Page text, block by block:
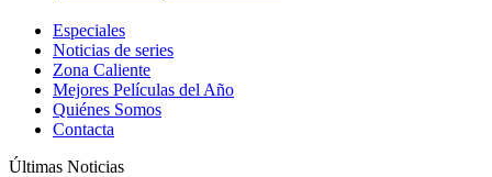
Especiales
Noticias de series
Zona Caliente
Mejores Películas del Año
Quiénes Somos
Contacta
Últimas Noticias